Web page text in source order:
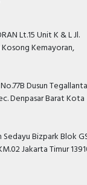
Lt.15 Unit K & L Jl.
Kemayoran,
Dusun
Denpasar Barat Kota
Bizpark Blok
Jakarta Timur